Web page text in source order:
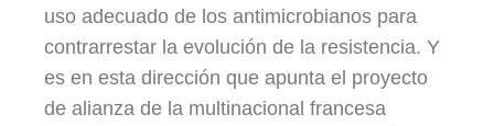
uso adecuado de los antimicrobianos para
contrarrestar la evolución de la resistencia. Y
es en esta dirección que apunta el proyecto
de alianza de la multinacional francesa